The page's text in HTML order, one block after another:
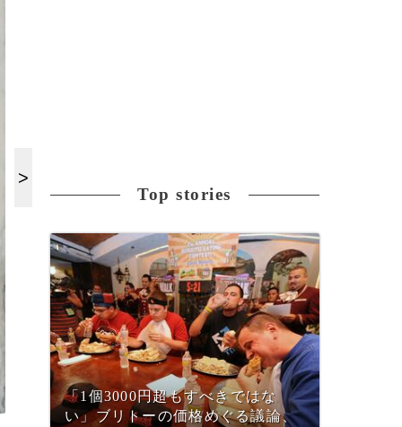
Top stories
「1個3000円超もすべきではな
い」ブリトーの価格めぐる議論、